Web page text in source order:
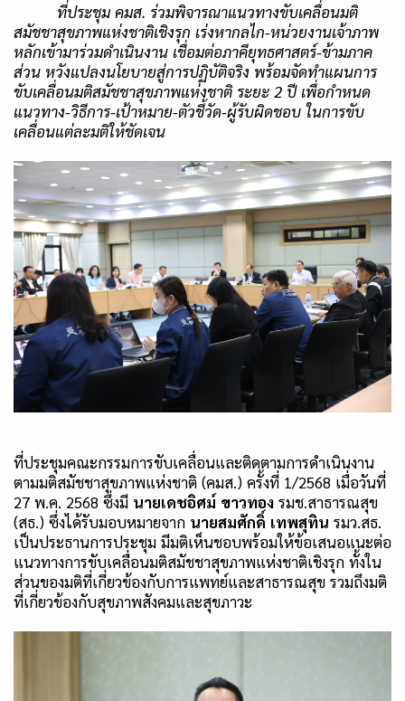
ที่ประชุม คมส. ร่วมพิจารณาแนวทางขับเคลื่อนมติ
สมัชชาสุขภาพแห่งชาติเชิงรุก เร่งหากลไก-หน่วยงานเจ้าภาพ
หลักเข้ามาร่วมดำเนินงาน เชื่อมต่อภาคียุทธศาสตร์-ข้ามภาค
ส่วน หวังแปลงนโยบายสู่การปฏิบัติจริง พร้อมจัดทำแผนการ
ขับเคลื่อนมติสมัชชาสุขภาพแห่งชาติ ระยะ 2 ปี เพื่อกำหนด
แนวทาง-วิธีการ-เป้าหมาย-ตัวชี้วัด-ผู้รับผิดชอบ ในการขับ
เคลื่อนแต่ละมติให้ชัดเจน
ที่ประชุมคณะกรรมการขับเคลื่อนและติดตามการดำเนินงาน
ตามมติสมัชชาสุขภาพแห่งชาติ (คมส.) ครั้งที่ 1/2568 เมื่อวันที่
27 พ.ค. 2568 ซึ่งมี นายเดชอิศม์ ขาวทอง รมช.สาธารณสุข
(สธ.) ซึ่งได้รับมอบหมายจาก นายสมศักดิ์ เทพสุทิน รมว.สธ.
เป็นประธานการประชุม มีมติเห็นชอบพร้อมให้ข้อเสนอแนะต่อ
แนวทางการขับเคลื่อนมติสมัชชาสุขภาพแห่งชาติเชิงรุก ทั้งใน
ส่วนของมติที่เกี่ยวข้องกับการแพทย์และสาธารณสุข รวมถึงมติ
ที่เกี่ยวข้องกับสุขภาพสังคมและสุขภาวะ